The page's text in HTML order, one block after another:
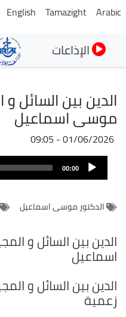
Arabic
Tamazight
English
الإذاعات
الدين بين السائل
موسى اسماعيل
01/06/2026 - 09:05
ملف
الصوت
Audio
Player
00:00
الدكتور موسى اسماعيل
الدين بين السائل و
اسماعيل
الدين بين السائل و
زعمية